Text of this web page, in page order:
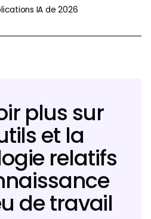
IA de 2026
plus sur
et la
relatifs
de travail